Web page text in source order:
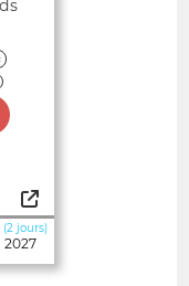
jours)
2027